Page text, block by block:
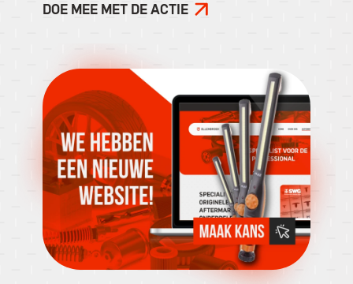
DOE MEE MET DE ACTIE